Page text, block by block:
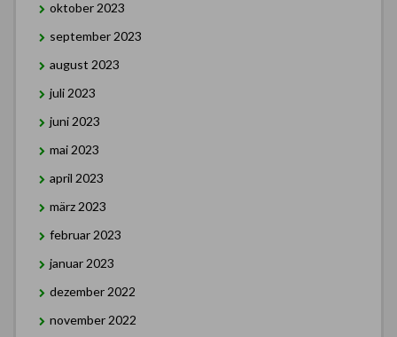
oktober 2023
september 2023
august 2023
juli 2023
juni 2023
mai 2023
april 2023
märz 2023
februar 2023
januar 2023
dezember 2022
november 2022